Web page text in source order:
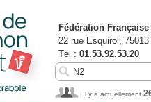
Fédération
22 rue Esquirol,
Tél : 01.53.92.53.20
Il y a actuellement